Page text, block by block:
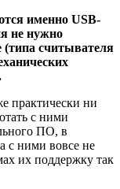
именно USB-
не нужно
(типа считывателя
практически ни
с ними
ПО, в
с ними вовсе не
их поддержку так